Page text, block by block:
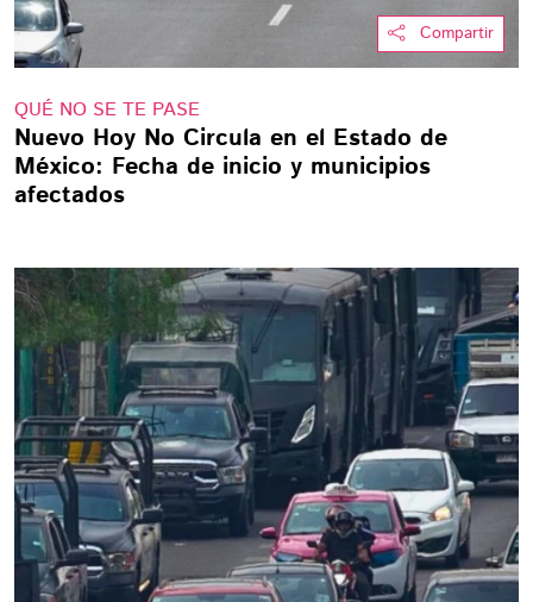
Compartir
QUÉ NO SE TE PASE
Nuevo Hoy No Circula en el Estado de
México: Fecha de inicio y municipios
afectados